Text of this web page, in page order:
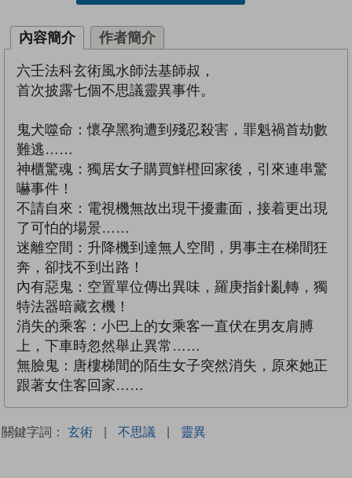
內容簡介 作者簡介
六壬法科玄術風水師法基師叔，
首次披露七個不思議靈異事件。
鬼犬噬命：懷孕黑狗遭到殘忍殺害，罪魁禍首劫數
難逃……
神櫃驚魂：獨居女子購買鮮橙回家後，引來連串驚
嚇事件！
不請自來：電視機無故出現干擾畫面，接着更出現
了可怕的場景……
迷離空間：升降機到達無人空間，男事主在梯間狂
奔，卻找不到出路！
內有惡鬼：空置單位傳出異味，羅庚指針亂轉，獨
特法器暗藏玄機！
消失的乘客：小巴上的女乘客一直伏在男友肩膊
上，下車時忽然舉止異常……
無臉鬼：唐樓梯間的陌生女子突然消失，原來她正
跟著女住客回家……
關鍵字詞： 玄術 | 不思議 | 靈異